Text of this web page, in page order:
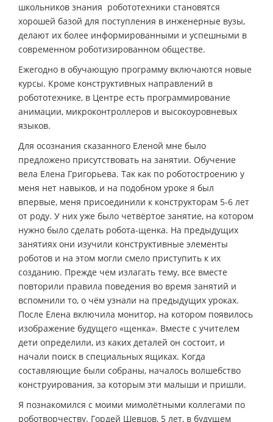
школьников знания робототехники становятся
хорошей базой для поступления в инженерные вузы,
делают их более информированными и успешными в
современном роботизированном обществе.
Ежегодно в обучающую программу включаются новые
курсы. Кроме конструктивных направлений в
робототехнике, в Центре есть программирование
анимации, микроконтроллеров и высокоуровневых
языков.
Для осознания сказанного Еленой мне было
предложено присутствовать на занятии. Обучение
вела Елена Григорьева. Так как по роботостроению у
меня нет навыков, и на подобном уроке я был
впервые, меня присоединили к конструкторам 5-6 лет
от роду. У них уже было четвёртое занятие, на котором
нужно было сделать робота-щенка. На предыдущих
занятиях они изучили конструктивные элементы
роботов и на этом могли смело приступить к их
созданию. Прежде чем излагать тему, все вместе
повторили правила поведения во время занятий и
вспомнили то, о чём узнали на предыдущих уроках.
После Елена включила монитор, на котором появилось
изображение будущего «щенка». Вместе с учителем
дети определили, из каких деталей он состоит, и
начали поиск в специальных ящиках. Когда
составляющие были собраны, началось волшебство
конструирования, за которым эти малыши и пришли.
Я познакомился с моими мимолётными коллегами по
роботворчеству. Гордей Шевцов, 5 лет, в будущем